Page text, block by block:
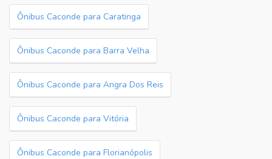
Ônibus Caconde para Caratinga
Ônibus Caconde para Barra Velha
Ônibus Caconde para Angra Dos Reis
Ônibus Caconde para Vitória
Ônibus Caconde para Florianópolis